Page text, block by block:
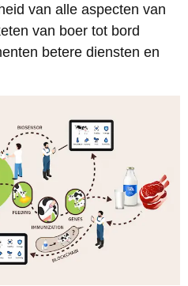
van alle aspecten van
van boer tot bord
betere diensten en